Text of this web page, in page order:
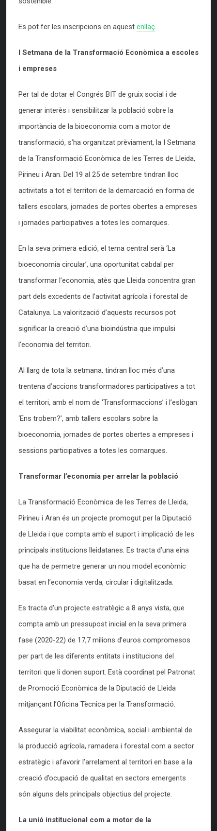
Es pot fer les inscripcions en aquest enllaç.
I Setmana de la Transformació Econòmica a escoles
i empreses
Per tal de dotar el Congrés BIT de gruix social i de
generar interès i sensibilitzar la població sobre la
importància de la bioeconomia com a motor de
transformació, s’ha organitzat prèviament, la I Setmana
de la Transformació Econòmica de les Terres de Lleida,
Pirineu i Aran. Del 19 al 25 de setembre tindran lloc
activitats a tot el territori de la demarcació en forma de
tallers escolars, jornades de portes obertes a empreses
i jornades participatives a totes les comarques.
En la seva primera edició, el tema central serà ‘La
bioeconomia circular’, una oportunitat cabdal per
transformar l’economia, atès que Lleida concentra gran
part dels excedents de l’activitat agrícola i forestal de
Catalunya. La valorització d’aquests recursos pot
significar la creació d’una bioindústria que impulsi
l’economia del territori.
Al llarg de tota la setmana, tindran lloc més d’una
trentena d’accions transformadores participatives a tot
el territori, amb el nom de ‘Transformaccions’ i l’eslògan
‘Ens trobem?’, amb tallers escolars sobre la
bioeconomia, jornades de portes obertes a empreses i
sessions participatives a totes les comarques.
Transformar l’economia per arrelar la població
La Transformació Econòmica de les Terres de Lleida,
Pirineu i Aran és un projecte promogut per la Diputació
de Lleida i que compta amb el suport i implicació de les
principals institucions lleidatanes. Es tracta d’una eina
que ha de permetre generar un nou model econòmic
basat en l’economia verda, circular i digitalitzada.
Es tracta d’un projecte estratègic a 8 anys vista, que
compta amb un pressupost inicial en la seva primera
fase (2020-22) de 17,7 milions d’euros compromesos
per part de les diferents entitats i institucions del
territori que li donen suport. Està coordinat pel Patronat
de Promoció Econòmica de la Diputació de Lleida
mitjançant l’Oficina Tècnica per la Transformació.
Assegurar la viabilitat econòmica, social i ambiental de
la producció agrícola, ramadera i forestal com a sector
estratègic i afavorir l’arrelament al territori en base a la
creació d’ocupació de qualitat en sectors emergents
són alguns dels principals objectius del projecte.
La unió institucional com a motor de la